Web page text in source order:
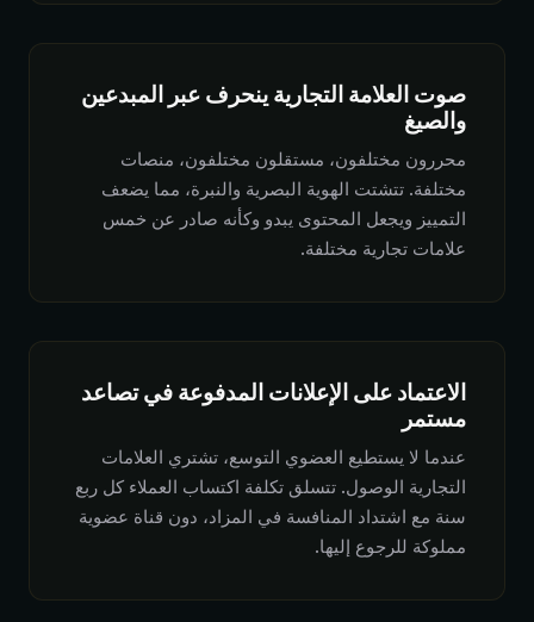
صوت العلامة التجارية ينحرف عبر المبدعين
والصيغ
محررون مختلفون، مستقلون مختلفون، منصات
مختلفة. تتشتت الهوية البصرية والنبرة، مما يضعف
التمييز ويجعل المحتوى يبدو وكأنه صادر عن خمس
علامات تجارية مختلفة.
الاعتماد على الإعلانات المدفوعة في تصاعد
مستمر
عندما لا يستطيع العضوي التوسع، تشتري العلامات
التجارية الوصول. تتسلق تكلفة اكتساب العملاء كل ربع
سنة مع اشتداد المنافسة في المزاد، دون قناة عضوية
مملوكة للرجوع إليها.